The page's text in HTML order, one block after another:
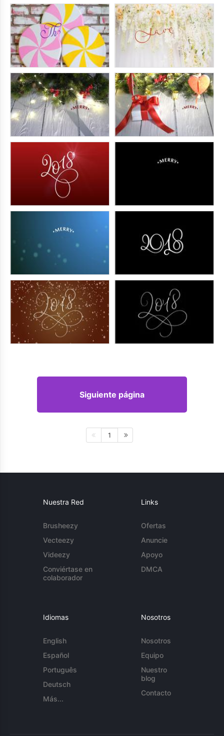
Siguiente página
1
Nuestra Red
Brusheezy
Vecteezy
Videezy
Conviértase en
colaborador
Links
Ofertas
Anuncie
Apoyo
DMCA
Idiomas
English
Español
Português
Deutsch
Más...
Nosotros
Nosotros
Equipo
Nuestro
blog
Contacto